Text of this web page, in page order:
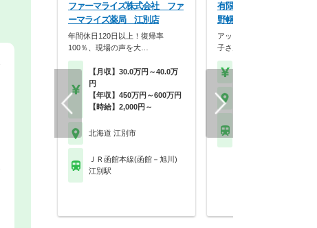
ファーマライズ株式会社 ファ
ーマライズ薬局 江別店
年間休日120日以上！復帰率
100％、現場の声を大…
【月収】30.0万円～40.0万
円
【年収】450万円～600万円
【時給】2,000円～
北海道 江別市
ＪＲ函館本線(函館－旭川)
江別駅
有限会社西岡メディカル
野幌店
アットホームな雰囲気の職
子さんをお持ちのスタ…